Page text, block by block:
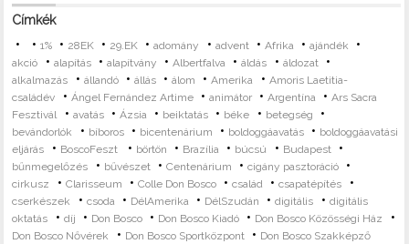
Címkék
• • 1% • 28EK • 29.EK •adomány • advent • Afrika •ajándék •
akció • alapítás • alapítvány •Albertfalva •áldás • áldozat •
alkalmazás • állandó • állás •álom •Amerika • Amoris Laetitia-
családév
• Ángel Fernández Artime • animátor •Argentína •Ars Sacra
Fesztivál
• avatás • Ázsia • beiktatás • béke • betegség •
bevándorlók • bíboros • bicentenárium • boldoggáavatás • boldoggáavatási
eljárás
• BoscoFeszt • börtön • Brazília • búcsú • Budapest •
bűnmegelőzés • bűvészet • Centenárium •cigány pasztoráció •
cirkusz • Clarisseum • Colle Don Bosco •család •csapatépítés •
cserkészek • csoda • DélAmerika • DélSzudán •digitális • digitális
oktatás
• díj • Don Bosco • Don Bosco Kiadó • Don Bosco Közösségi Ház •
Don Bosco Nővérek • Don Bosco Sportközpont • Don Bosco Szakképző